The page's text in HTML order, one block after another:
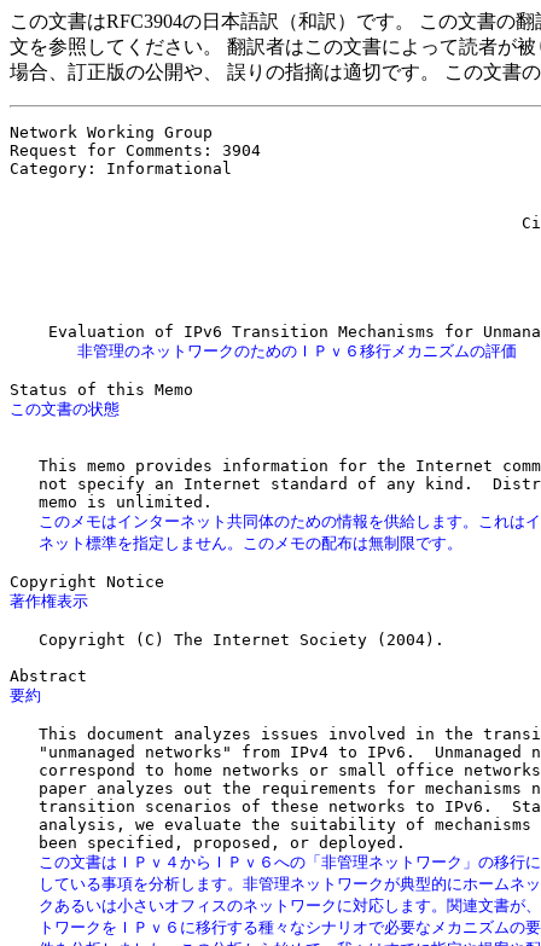
この文書はRFC3904の日本語訳（和訳）です。 この文書の
文を参照してください。 翻訳者はこの文書によって読者が
場合、訂正版の公開や、 誤りの指摘は適切です。 この文書
Network Working Group
Request for Comments: 3904
Category: Informational
       非管理のネットワークのためのＩＰｖ６移行メカニズムの評価
This memo provides information for the Internet
not specify an Internet standard of any kind.
このメモはインターネット共同体のための情報を供給します。これは
   ネット標準を指定しません。このメモの配布は無制限です。
著作権表示
   Copyright (C) The Internet Society (2004).
要約
This document analyzes issues involved in the
"unmanaged networks" from IPv4 to IPv6.  Unmanaged
correspond to home networks or small office
paper analyzes out the requirements for mechanisms
transition scenarios of these networks to IPv6.
analysis, we evaluate the suitability of mechanisms
この文書はＩＰｖ４からＩＰｖ６への「非管理ネットワーク」の移行
している事項を分析します。非管理ネットワークが典型的にホームネ
クあるいは小さいオフィスのネットワークに対応します。関連文書が
トワークをＩＰｖ６に移行する種々なシナリオで必要なメカニズムの